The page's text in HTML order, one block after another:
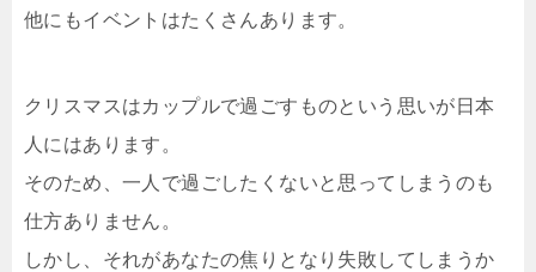
他にもイベントはたくさんあります。
クリスマスはカップルで過ごすものという思いが日本
人にはあります。
そのため、一人で過ごしたくないと思ってしまうのも
仕方ありません。
しかし、それがあなたの焦りとなり失敗してしまうか